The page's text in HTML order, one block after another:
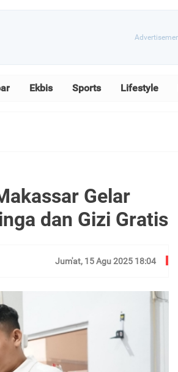
Ekbis Sports Lifestyle
Gelar
dan Gizi Gratis
Jum'at, 15 Agu 2025 18:04